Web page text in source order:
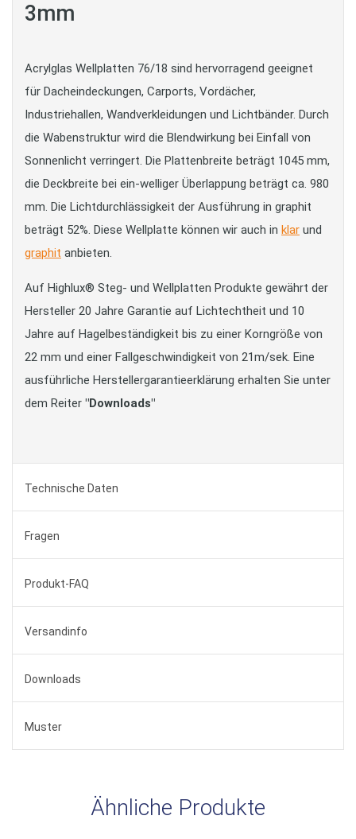
3mm
Acrylglas Wellplatten 76/18 sind hervorragend geeignet
für Dacheindeckungen, Carports, Vordächer,
Industriehallen, Wandverkleidungen und Lichtbänder. Durch
die Wabenstruktur wird die Blendwirkung bei Einfall von
Sonnenlicht verringert. Die Plattenbreite beträgt 1045 mm,
die Deckbreite bei ein-welliger Überlappung beträgt ca. 980
mm. Die Lichtdurchlässigkeit der Ausführung in graphit
beträgt 52%. Diese Wellplatte können wir auch in klar und
graphit anbieten.
Auf Highlux® Steg- und Wellplatten Produkte gewährt der
Hersteller 20 Jahre Garantie auf Lichtechtheit und 10
Jahre auf Hagelbeständigkeit bis zu einer Korngröße von
22 mm und einer Fallgeschwindigkeit von 21m/sek. Eine
ausführliche Herstellergarantieerklärung erhalten Sie unter
dem Reiter "Downloads"
Technische Daten
Fragen
Produkt-FAQ
Versandinfo
Downloads
Muster
Ähnliche Produkte